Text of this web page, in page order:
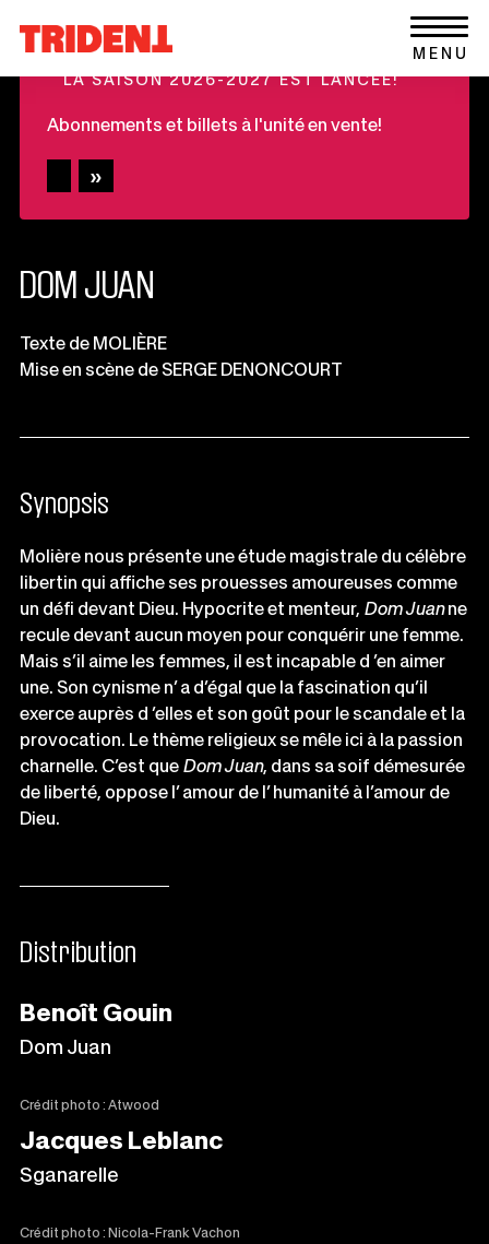
la
page
MENU
+
LA SAISON 2026-2027 EST LANCÉE!
Abonnements et billets à l'unité en vente!
DOM JUAN
Informations
importantes
Texte de MOLIÈRE
Mise en scène de SERGE DENONCOURT
Synopsis
Molière nous présente une étude magistrale du célèbre
libertin qui affiche ses prouesses amoureuses comme
un défi devant Dieu. Hypocrite et menteur, Dom Juanne
recule devant aucun moyen pour conquérir une femme.
Mais s’il aime les femmes, il est incapable d ’en aimer
une. Son cynisme n’ a d’égal que la fascination qu’il
exerce auprès d ’elles et son goût pour le scandale et la
provocation. Le thème religieux se mêle ici à la passion
charnelle. C’est que Dom Juan, dans sa soif démesurée
de liberté, oppose l’ amour de l’ humanité à l’amour de
Dieu.
Distribution
Benoît Gouin
Dom Juan
Crédit photo : Atwood
Jacques Leblanc
Sganarelle
Crédit photo : Nicola-Frank Vachon